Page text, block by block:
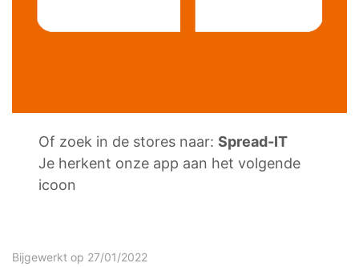
Of zoek in de stores naar:Spread-IT
Je herkent onze app aan het volgende
icoon
Bijgewerkt op 27/01/2022